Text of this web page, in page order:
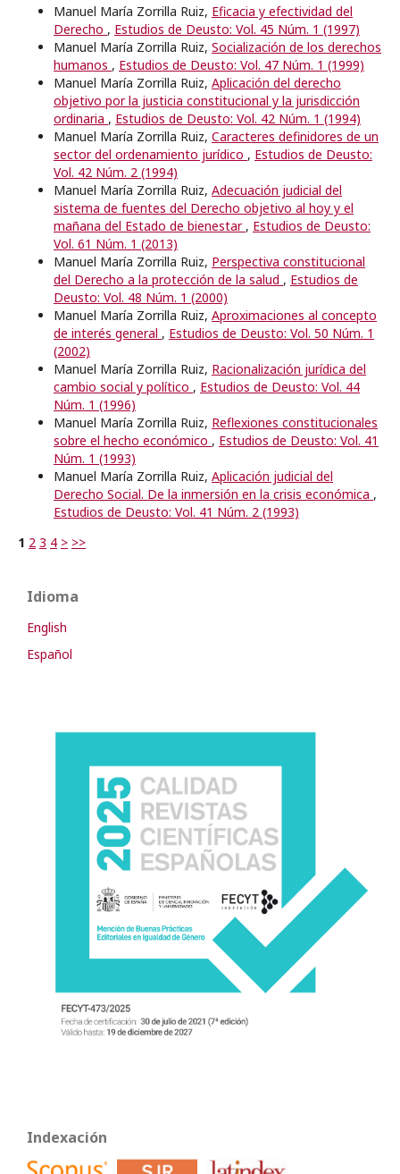
Manuel María Zorrilla Ruiz, Eficacia y efectividad del
Derecho , Estudios de Deusto: Vol. 45 Núm. 1 (1997)
Manuel María Zorrilla Ruiz, Socialización de los derechos
humanos , Estudios de Deusto: Vol. 47 Núm. 1 (1999)
Manuel María Zorrilla Ruiz, Aplicación del derecho
objetivo por la justicia constitucional y la jurisdicción
ordinaria , Estudios de Deusto: Vol. 42 Núm. 1 (1994)
Manuel María Zorrilla Ruiz, Caracteres definidores de un
sector del ordenamiento jurídico , Estudios de Deusto:
Vol. 42 Núm. 2 (1994)
Manuel María Zorrilla Ruiz, Adecuación judicial del
sistema de fuentes del Derecho objetivo al hoy y el
mañana del Estado de bienestar , Estudios de Deusto:
Vol. 61 Núm. 1 (2013)
Manuel María Zorrilla Ruiz, Perspectiva constitucional
del Derecho a la protección de la salud , Estudios de
Deusto: Vol. 48 Núm. 1 (2000)
Manuel María Zorrilla Ruiz, Aproximaciones al concepto
de interés general , Estudios de Deusto: Vol. 50 Núm. 1
(2002)
Manuel María Zorrilla Ruiz, Racionalización jurídica del
cambio social y político , Estudios de Deusto: Vol. 44
Núm. 1 (1996)
Manuel María Zorrilla Ruiz, Reflexiones constitucionales
sobre el hecho económico , Estudios de Deusto: Vol. 41
Núm. 1 (1993)
Manuel María Zorrilla Ruiz, Aplicación judicial del
Derecho Social. De la inmersión en la crisis económica ,
Estudios de Deusto: Vol. 41 Núm. 2 (1993)
1 2 3 4 > >>
Idioma
English
Español
Indexación